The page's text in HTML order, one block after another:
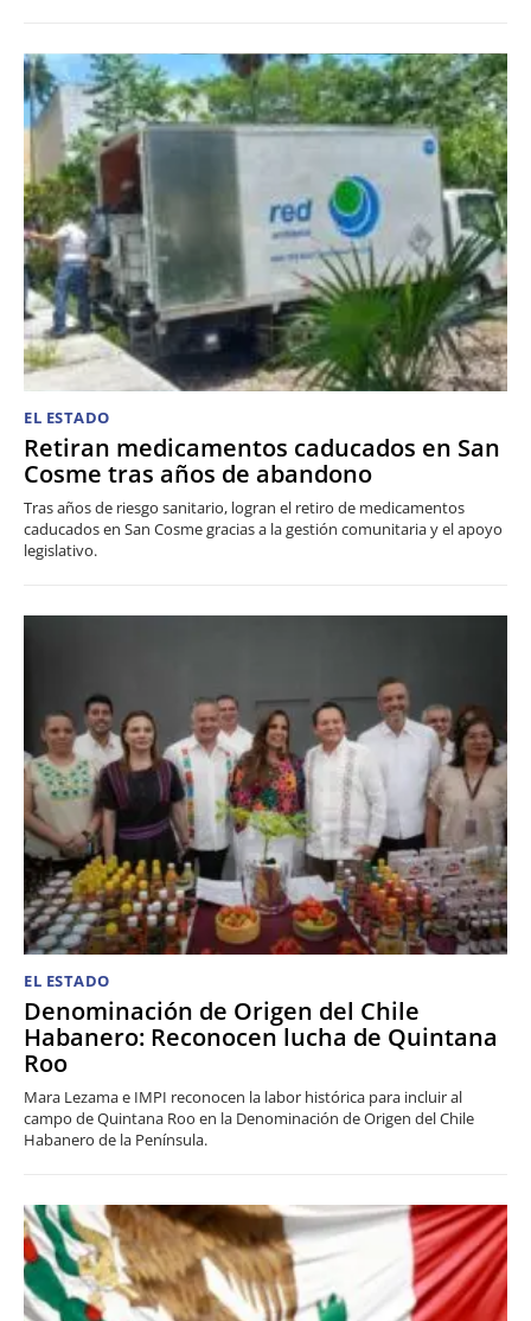
EL ESTADO
Retiran medicamentos caducados en San
Cosme tras años de abandono
Tras años de riesgo sanitario, logran el retiro de medicamentos
caducados en San Cosme gracias a la gestión comunitaria y el apoyo
legislativo.
EL ESTADO
Denominación de Origen del Chile
Habanero: Reconocen lucha de Quintana
Roo
Mara Lezama e IMPI reconocen la labor histórica para incluir al
campo de Quintana Roo en la Denominación de Origen del Chile
Habanero de la Península.